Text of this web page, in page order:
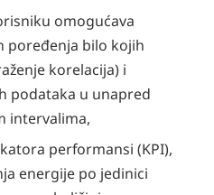
omogućava
poređenja bilo kojih
korelacija) i
podataka u unapred
intervalima,
performansi (KPI),
energije po jedinici